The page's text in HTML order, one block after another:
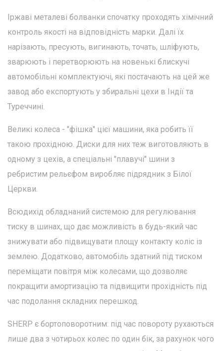
Іржаві металеві болванки спочатку проходять хімічний
контроль якості на відповідність марки. Далі їх
нарізають, пресують, вигинають, точать, шліфують,
зварюють і перетворюють на новенькі блискучі
автомобільні комплектуючі, які постачають на цей же
завод або експортують у збиральні цехи в Індії та
Туреччині.
Великі колеса - "фішка" цієї машини, яка робить її
такою прохідною. Диски для них теж виготовляють в
одному з цехів, а спеціальні "плавучі" шини з
ребристим рельєфом виробляє підрядник з Білої
Церкви.
Всюдихід обладнаний системою для регулювання
тиску в шинах, що дає можливість в будь-який час
знижувати або підвищувати площу контакту коліс із
землею. Додатково, автомобіль здатний під тиском
переміщати повітря між колесами, що дозволяє
покращити амортизацію та підвищити прохідність під
час подолання складних перешкод.
SHERP є бортоповоротним: під час повороту рухаються
лише два з чотирьох колес по один бік, за рахунок чого